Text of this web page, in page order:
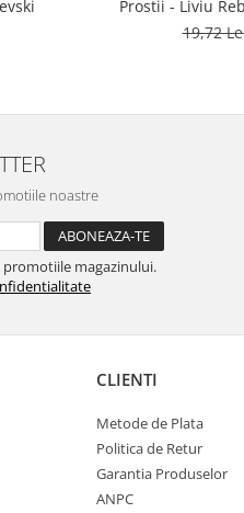
Prostii - Liviu
19,72
noastre
promotiile magazinului.
CLIENTI
Metode de Plata
Politica de Retur
Garantia Produselor
ANPC